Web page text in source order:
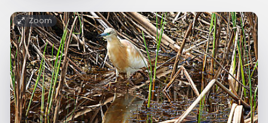
Zoom